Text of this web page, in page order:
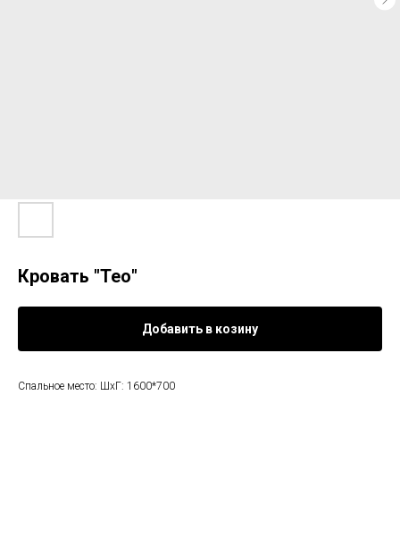
Кровать "Тео"
Добавить в козину
Спальное место: ШхГ: 1600*700